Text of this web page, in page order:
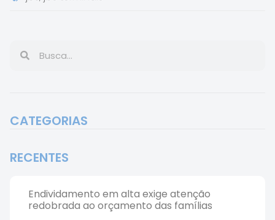
CATEGORIAS
RECENTES
Endividamento em alta exige atenção
redobrada ao orçamento das famílias